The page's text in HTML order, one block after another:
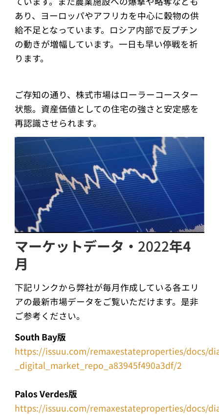
あり、ヨーロッパやアフリカを中心に穀物の供
給不足となっています。ロシア内部で反プチン
の動きが増幅しています。一日も早い停戦を祈
ります。
ご存知の通り、株式市場はローラーコースター
状態。資産価値としての住宅の強さと安定感を
再認識させられます。
マーケットデータ・ 2022年4
月
下記リンクから弊社が毎月作成している各エリ
アの最新市場データをご覧いただけます。是非
ご参考ください。
South Bay版
https://issuu.com/remaxestateproperties/docs/
_digital_market_repo_a83945f490a3df/2
Palos Verdes版
https://issuu.com/remaxestateproperties/docs/